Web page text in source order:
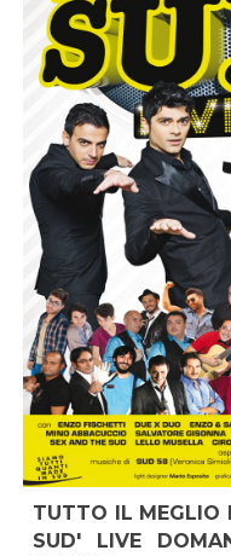
TUTTO IL MEGLIO
SUD' LIVE